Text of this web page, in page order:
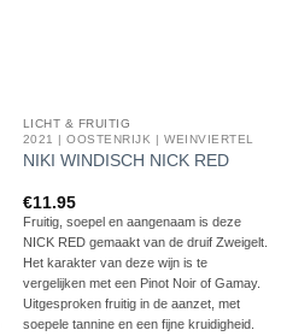
LICHT & FRUITIG
2021 | OOSTENRIJK | WEINVIERTEL
NIKI WINDISCH NICK RED
€11.95
Fruitig, soepel en aangenaam is deze
NICK RED gemaakt van de druif Zweigelt.
Het karakter van deze wijn is te
vergelijken met een Pinot Noir of Gamay.
Uitgesproken fruitig in de aanzet, met
soepele tannine en een fijne kruidigheid.